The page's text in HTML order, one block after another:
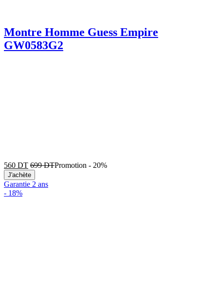
Montre Homme Guess Empire
GW0583G2
560 DT 699DTPromotion - 20%
J'achète
Garantie 2 ans
- 18%